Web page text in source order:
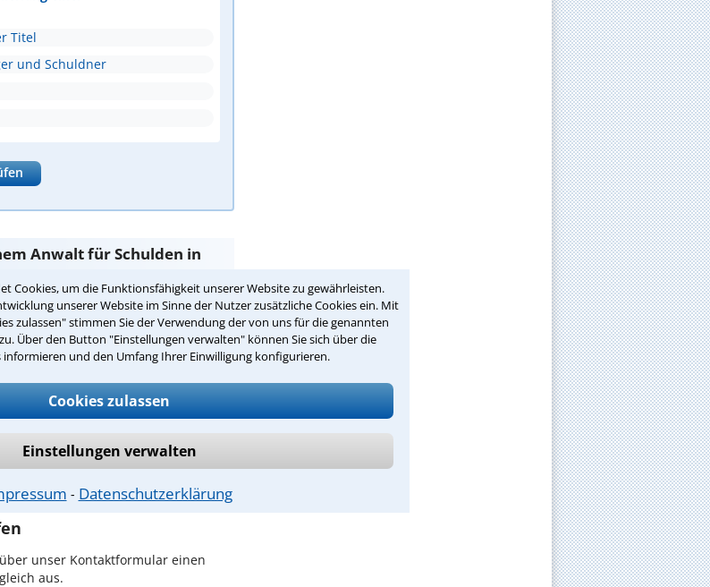
Cookies, um die Funktionsfähigkeit unserer Website zu gewährleisten.
unserer Website im Sinne der Nutzer zusätzliche Cookies ein. Mit
zulassen" stimmen Sie der Verwendung der von uns für die genannten
Über den Button "Einstellungen verwalten" können Sie sich über die
informieren und den Umfang Ihrer Einwilligung konfigurieren.
Cookies zulassen
Einstellungen verwalten
⁃ Datenschutzerklärung
Titel
und Schuldner
Anwalt für Schulden in
Anwälten aus Bergheim und
für Schulden in
auswählen
einen Beratungstermin
unser Kontaktformular einen
aus.